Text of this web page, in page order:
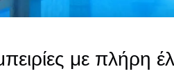
με πλήρη